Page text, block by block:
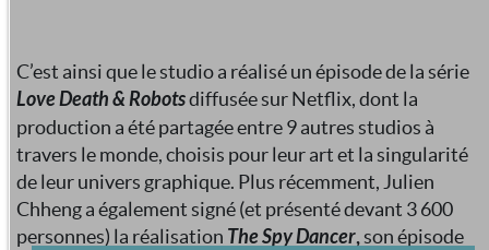
C’est ainsi que le studio a réalisé un épisode de la série
Love Death & Robotsdiffusée sur Netflix, dont la
production a été partagée entre 9 autres studios à
travers le monde, choisis pour leur art et la singularité
de leur univers graphique. Plus récemment, Julien
Chheng a également signé (et présenté devant 3 600
personnes) la réalisation The Spy Dancer, son épisode